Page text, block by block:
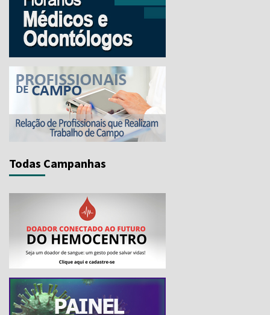
Todas Campanhas